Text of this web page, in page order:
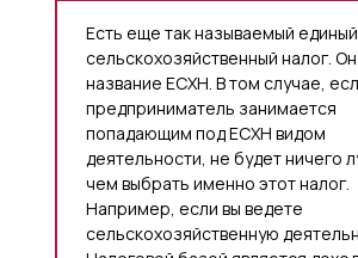
Есть еще так называемый единый
сельскохозяйственный налог.
название ЕСХН. В том случае,
предприниматель занимается
попадающим под ЕСХН видом
деятельности, не будет ничего
чем выбрать именно этот налог.
Например, если вы ведете
сельскохозяйственную